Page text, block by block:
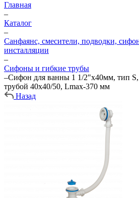
Главная
–
Каталог
–
Санфаянс, смесители, подводки,
инсталляции
–
Сифоны и гибкие трубы
–Сифон для ванны 1 1/2"х40мм, тип S,
трубой 40х40/50, Lmax-370 мм
Назад